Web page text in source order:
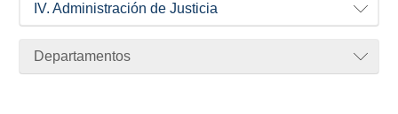
IV. Administración de Justicia
Departamentos